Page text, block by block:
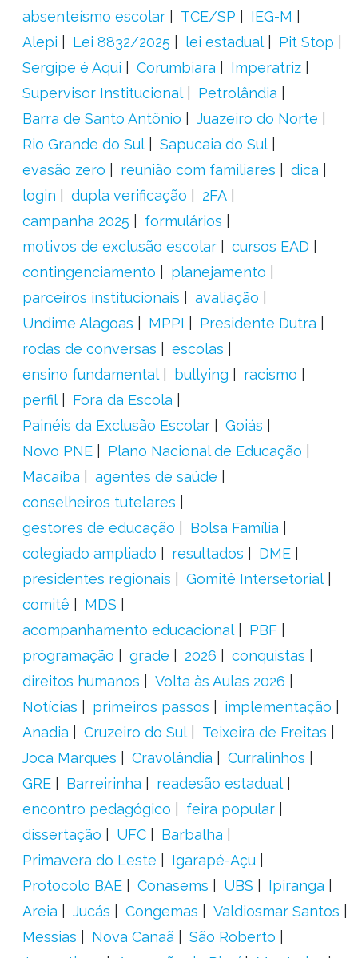
absenteísmo escolar
TCE/SP
IEG-M
Alepi
Lei 8832/2025 lei estadual
Pit Stop
Sergipe é Aqui
Corumbiara
Imperatriz
Supervisor Institucional
Petrolândia
Barra de Santo Antônio
Juazeiro do Norte
Rio Grande do Sul
Sapucaia do Sul
evasão zero
reunião com familiares
dica
login
dupla verificação
2FA
campanha 2025
formulários
motivos de exclusão escolar
cursos EAD
contingenciamento
planejamento
parceiros institucionais
avaliação
Undime Alagoas
MPPI
Presidente Dutra
rodas de conversas
escolas
ensino fundamental
bullying
racismo
perfil
Fora da Escola
Painéis da Exclusão Escolar
Goiás
Novo PNE
Plano Nacional de Educação
Macaíba
agentes de saúde
conselheiros tutelares
gestores de educação
Bolsa Família
colegiado ampliado
resultados
DME
presidentes regionais
Gomitê Intersetorial
comitê
MDS
acompanhamento educacional
PBF
programação
grade 2026
conquistas
direitos humanos
Volta às Aulas 2026
Notícias
primeiros passos
implementação
Anadia
Cruzeiro do Sul
Teixeira de Freitas
Joca Marques
Cravolândia
Curralinhos
GRE
Barreirinha
readesão estadual
encontro pedagógico
feira popular
dissertação
UFC
Barbalha
Primavera do Leste
Igarapé-Açu
Protocolo BAE
Conasems UBS
Ipiranga
Areia
Jucás Congemas
Valdiosmar Santos
Messias
Nova Canaã
São Roberto